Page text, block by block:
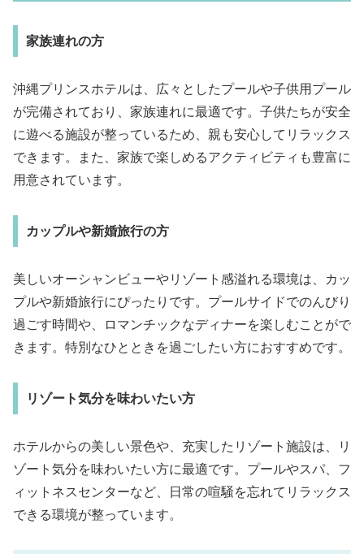
家族連れの方
沖縄プリンスホテルは、広々としたプールや子供用プール
が完備されており、家族連れに最適です。子供たちが安全
に遊べる施設が整っているため、親も安心してリラックス
できます。また、家族で楽しめるアクティビティも豊富に
用意されています。
カップルや新婚旅行の方
美しいオーシャンビューやリゾート感溢れる環境は、カッ
プルや新婚旅行にぴったりです。プールサイドでのんびり
過ごす時間や、ロマンチックなディナーを楽しむことがで
きます。特別なひとときを過ごしたい方におすすめです。
リゾート気分を味わいたい方
ホテルからの美しい景色や、充実したリゾート施設は、リ
ゾート気分を味わいたい方に最適です。プールやスパ、フ
ィットネスセンターなど、日常の喧騒を忘れてリラックス
できる環境が整っています。